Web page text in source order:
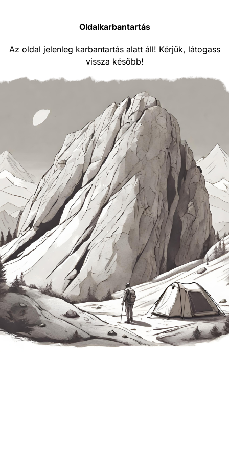
Oldalkarbantartás
Az oldal jelenleg karbantartás alatt áll! Kérjük, látogass
vissza később!